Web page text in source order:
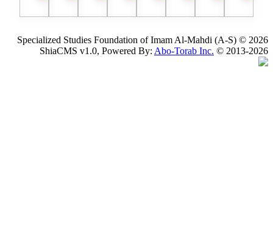
Specialized Studies Foundation of Imam Al-
ShiaCMS v1.0, Powered By:Abo-Torab Inc.